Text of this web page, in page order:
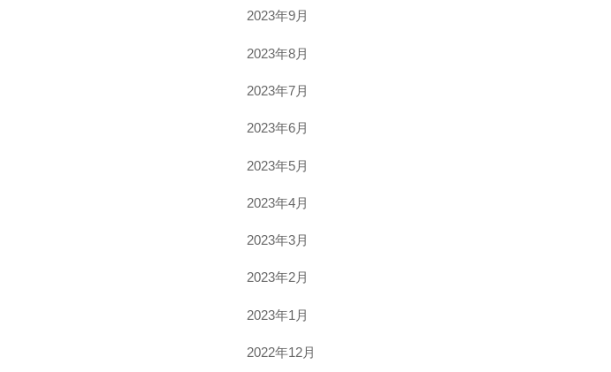
2023年9月
2023年8月
2023年7月
2023年6月
2023年5月
2023年4月
2023年3月
2023年2月
2023年1月
2022年12月